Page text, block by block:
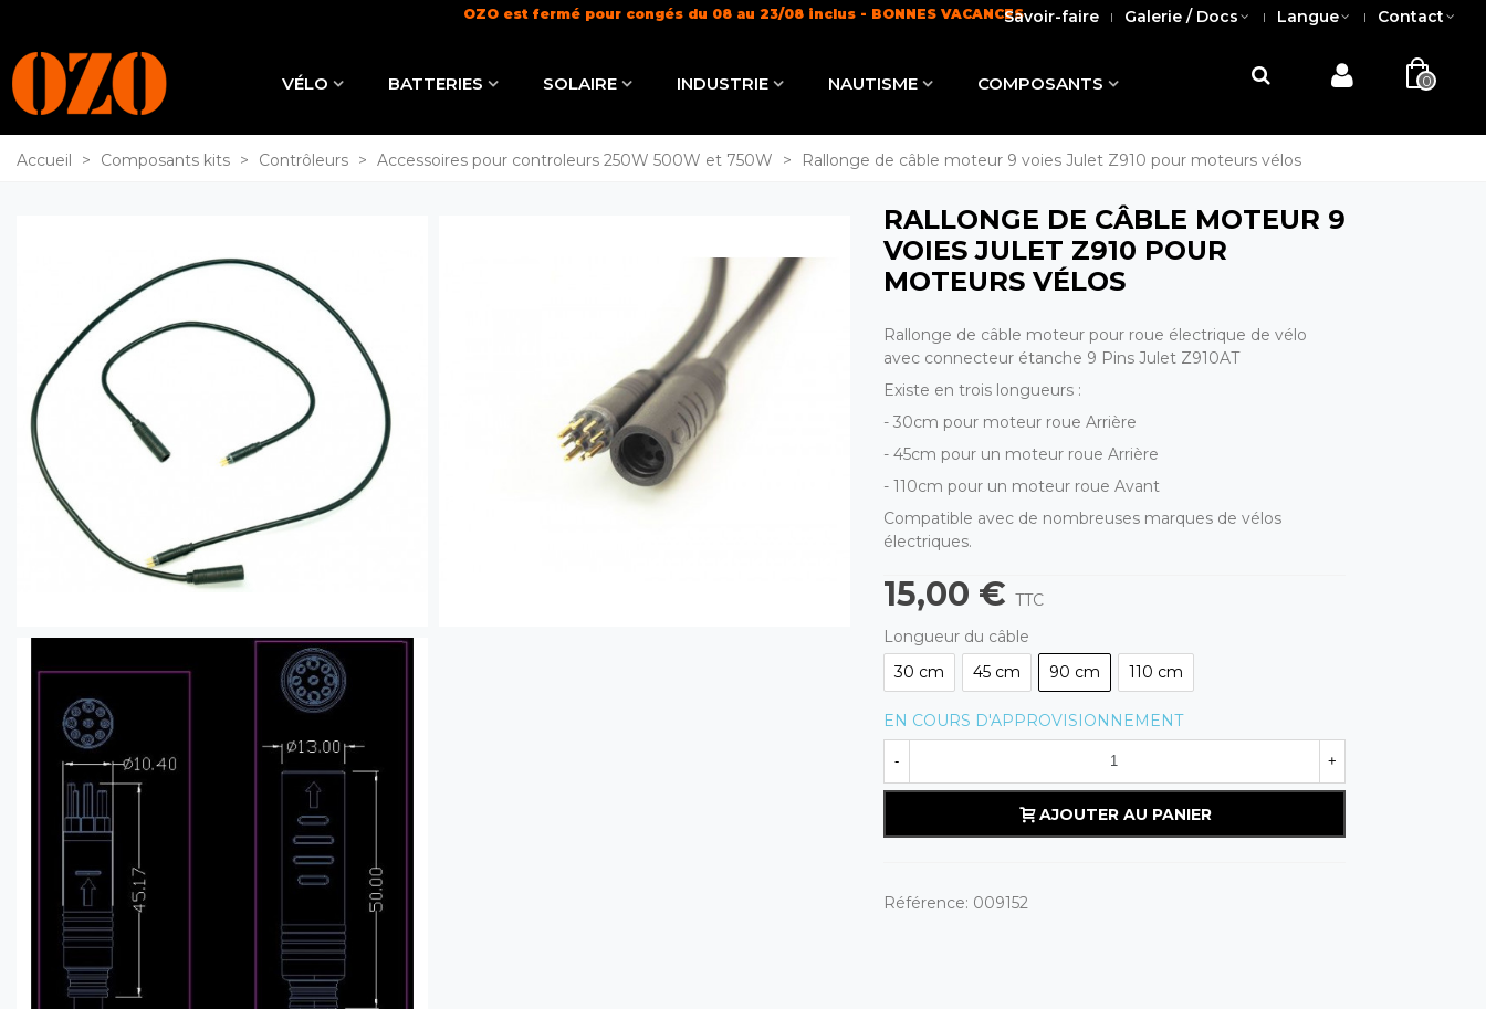
OZO est fermé pour congés du 08 au 23/08 inclus - BONNES VACANCESSavoir-faire Galerie / Docs Langue Contact
VÉLO BATTERIES SOLAIRE INDUSTRIE NAUTISME COMPOSANTS 0
Accueil > Composants kits > Contrôleurs > Accessoires pour controleurs 250W 500W et 750W > Rallonge de câble moteur 9 voies Julet Z910 pour moteurs vélos
RALLONGE DE CÂBLE MOTEUR 9
VOIES JULET Z910 POUR
MOTEURS VÉLOS
Rallonge de câble moteur pour roue électrique de vélo
avec connecteur étanche 9 Pins Julet Z910AT
Existe en trois longueurs :
- 30cm pour moteur roue Arrière
- 45cm pour un moteur roue Arrière
- 110cm pour un moteur roue Avant
Compatible avec de nombreuses marques de vélos
électriques.
15,00 € TTC
Longueur du câble
30 cm
45 cm 90 cm 110 cm
EN COURS D'APPROVISIONNEMENT
- +
AJOUTER AU PANIER
Référence: 009152